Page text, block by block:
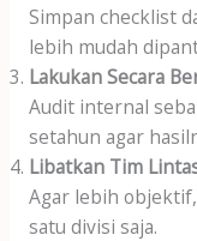
Simpan checklist
lebih mudah
Lakukan Secara
Audit internal
setahun agar
Libatkan Tim
Agar lebih
satu divisi saja.